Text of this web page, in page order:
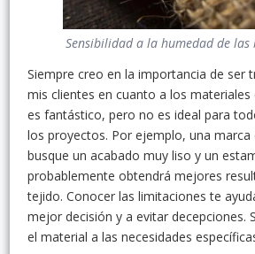
Sensibilidad a la humedad de las
Siempre creo en la importancia de ser
mis clientes en cuanto a los materiales
es fantástico, pero no es ideal para
los proyectos. Por ejemplo, una marca
busque un acabado muy liso y un
probablemente obtendrá mejores
tejido. Conocer las limitaciones te
mejor decisión y a evitar decepciones.
el material a las necesidades